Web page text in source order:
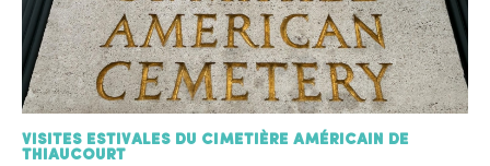
Visites estivales du cimetière américain de
Thiaucourt